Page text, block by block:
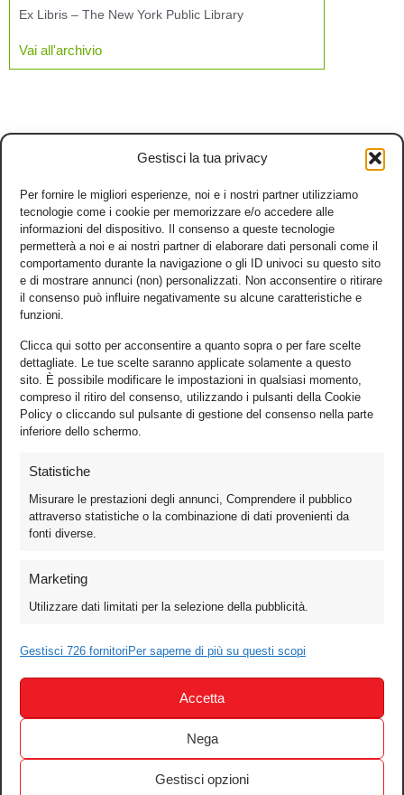
Gestisci la tua privacy
Per fornire le migliori esperienze, noi e i nostri partner utilizziamo
tecnologie come i cookie per memorizzare e/o accedere alle
informazioni del dispositivo. Il consenso a queste tecnologie
permetterà a noi e ai nostri partner di elaborare dati personali come il
comportamento durante la navigazione o gli ID univoci su questo sito
e di mostrare annunci (non) personalizzati. Non acconsentire o ritirare
il consenso può influire negativamente su alcune caratteristiche e
funzioni.
Clicca qui sotto per acconsentire a quanto sopra o per fare scelte
dettagliate. Le tue scelte saranno applicate solamente a questo
sito. È possibile modificare le impostazioni in qualsiasi momento,
compreso il ritiro del consenso, utilizzando i pulsanti della Cookie
Policy o cliccando sul pulsante di gestione del consenso nella parte
inferiore dello schermo.
Statistiche
Misurare le prestazioni degli annunci, Comprendere il pubblico
attraverso statistiche o la combinazione di dati provenienti da
fonti diverse.
Marketing
Utilizzare dati limitati per la selezione della pubblicità.
Gestisci 726 fornitori Per saperne di più su questi scopi
Accetta
Nega
Gestisci opzioni
Ex Libris – The New York Public Library
Vai all'archivio
Games
Test
Audio